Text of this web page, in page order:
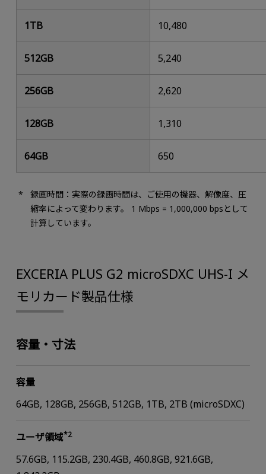
1TB 10,480
512GB 5,240
256GB 2,620
128GB 1,310
64GB 650
録画時間：実際の録画時間は、ご使用の機器、解像度、圧
縮率によって変わります。 1 Mbps = 1,000,000 bpsとして
計算しています。
EXCERIA PLUS G2 microSDXC UHS-I メ
モリカード製品仕様
容量・寸法
容量
64GB, 128GB, 256GB, 512GB, 1TB, 2TB (microSDXC)
ユーザ領域*2
57.6GB, 115.2GB, 230.4GB, 460.8GB, 921.6GB,